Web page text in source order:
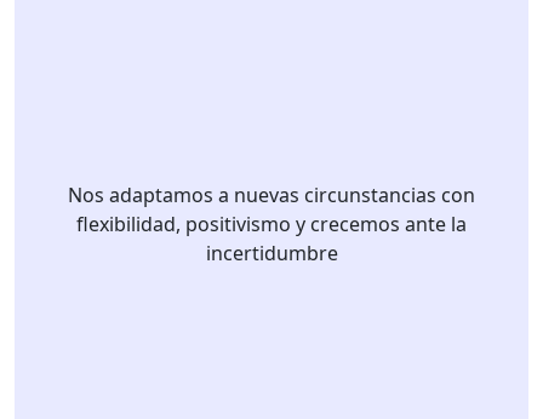
Nos adaptamos a nuevas circunstancias con
flexibilidad, positivismo y crecemos ante la
incertidumbre